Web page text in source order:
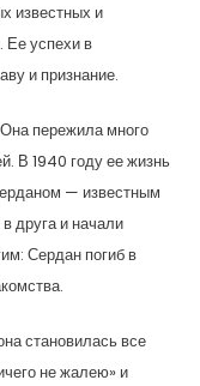
известных и
Ее успехи в
и признание.
пережила много
В 1940 году ее жизнь
— известным
друга и начали
Сердан погиб в
становилась все
не жалею» и